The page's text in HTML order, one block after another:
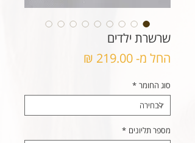
שרשרת ילדים
החל מ-219.00 ₪
סוג החומר *
מספר תליונים *